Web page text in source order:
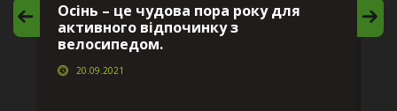
Осінь – це чудова пора року для
активного відпочинку з
велосипедом.
20.09.2021